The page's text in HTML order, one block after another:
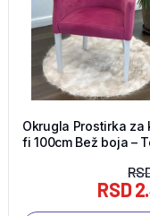
Okrugla Prostirka za
fi 100cm Bež boja –
RSD